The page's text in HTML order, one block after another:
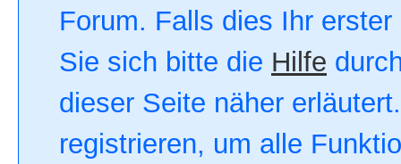
Forum. Falls dies Ihr
Sie sich bitte die Hilfe
dieser Seite näher
registrieren, um alle